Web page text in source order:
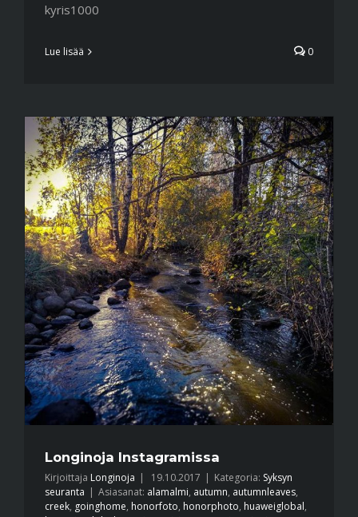
kyris1000
Lue lisää 0
Longinoja Instagramissa
Kirjoittaja Longinoja 19.10.2017 Kategoria: Syksyn
seuranta
Asiasanat: alamalmi, autumn, autumnleaves,
creek, goinghome, honorfoto, honorphoto, huaweiglobal,